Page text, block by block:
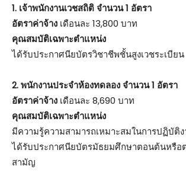
1. เจ้าพนักงานเวชสถิติ จำนวน 1 อัตรา
อัตราค่าจ้าง เดือนละ 13,800 บาท
คุณสมบัติเฉพาะตำแหน่ง
ได้รับประกาศนียบัตรวิชาชีพชั้นสูงเวชระเบียน
2. พนักงานประจำห้องทดลอง จำนวน 1 อัตรา
อัตราค่าจ้าง เดือนละ 8,690 บาท
คุณสมบัติเฉพาะตำแหน่ง
มีความรู้ความสามารถเหมาะสมในการปฏิบัติ
ได้รับประกาศนียบัตรมัธยมศึกษาตอนต้นหรือ
สามัญ